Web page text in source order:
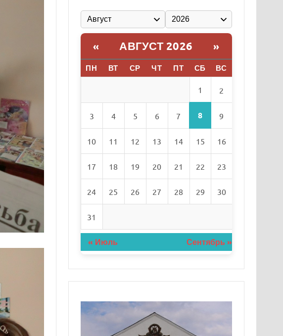
« АВГУСТ 2026 »
ПН ВТ СР ЧТ ПТ СБ ВС
1 2
3 4 5 6 7 8 9
10 11 12 13 14 15 16
17 18 19 20 21 22 23
24 25 26 27 28 29 30
31
« Июль Сентябрь »